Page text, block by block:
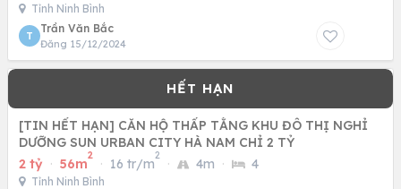
Tỉnh Ninh Bình
T
Trần Văn Bắc
Đăng 15/12/2024
[TIN HẾT HẠN] CĂN HỘ THẤP TẰNG KHU ĐÔ THỊ NGHỈ
DƯỠNG SUN URBAN CITY HÀ NAM CHỈ 2 TỶ
2 tỷ · 56m
2
· 16 tr/m
2
· 4m · 4
Tỉnh Ninh Bình